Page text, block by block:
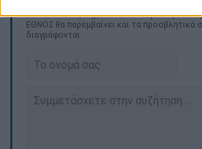
Τα σχολιά σας δημοσιεύονται άμεσα με
ΕΘΝΟΣ θα παρεμβαίνει και τα προσβλητικά
διαγράφονται